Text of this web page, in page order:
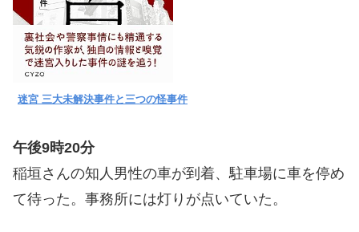
迷宮 三大未解決事件と三つの怪事件
午後9時20分
稲垣さんの知人男性の車が到着、駐車場に車を停め
て待った。事務所には灯りが点いていた。